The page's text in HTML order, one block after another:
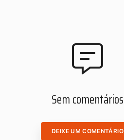
Sem comentários
DEIXE UM COMENTÁRIO